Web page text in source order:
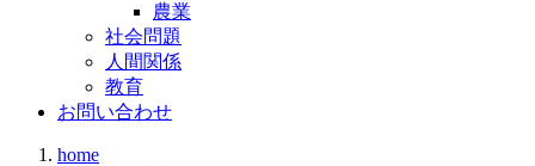
農業
社会問題
人間関係
教育
お問い合わせ
home